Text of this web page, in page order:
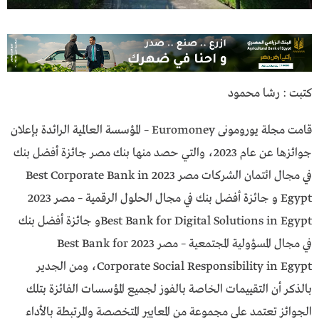
كتبت : رشا محمود
قامت مجلة يورومونى Euromoney – المؤسسة العالمية الرائدة بإعلان
جوائزها عن عام 2023، والتي حصد منها بنك مصر جائزة أفضل بنك
في مجال ائتمان الشركات مصر 2023 Best Corporate Bank in
Egypt و جائزة أفضل بنك في مجال الحلول الرقمية – مصر 2023
Best Bank for Digital Solutions in Egyptو جائزة أفضل بنك
في مجال المسؤولية المجتمعية – مصر 2023 Best Bank for
Corporate Social Responsibility in Egypt، ومن الجدير
بالذكر أن التقييمات الخاصة بالفوز لجميع المؤسسات الفائزة بتلك
الجوائز تعتمد على مجموعة من المعايير المتخصصة والمرتبطة بالأداء